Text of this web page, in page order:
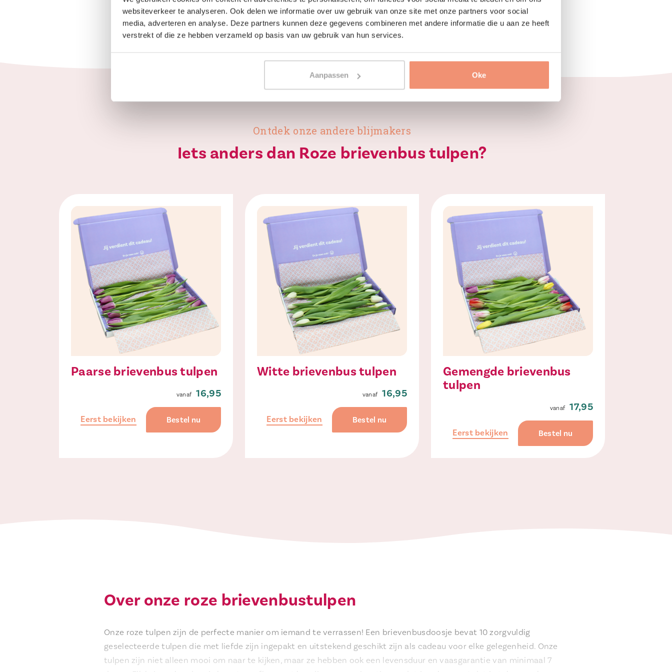
websiteverkeer te analyseren. Ook delen we informatie over uw gebruik van onze site met onze partners voor social
media, adverteren en analyse. Deze partners kunnen deze gegevens combineren met andere informatie die u aan ze heeft
verstrekt of die ze hebben verzameld op basis van uw gebruik van hun services.
Aanpassen Oke
Ontdek onze andere blijmakers
Iets anders dan Roze brievenbus tulpen?
Paarse brievenbus tulpen
16,95
Eerst bekijken Bestel nu
Witte brievenbus tulpen
16,95
Eerst bekijken Bestel nu
Gemengde brievenbus
tulpen
17,95
Eerst bekijken Bestel nu
Over onze roze brievenbustulpen
Onze roze tulpen zijn de perfecte manier om iemand te verrassen! Een brievenbusdoosje bevat 10 zorgvuldig
geselecteerde tulpen die met liefde zijn ingepakt en uitstekend geschikt zijn als cadeau voor elke gelegenheid. Onze
tulpen zijn niet alleen mooi om naar te kijken, maar ze hebben ook een levensduur en vaasgarantie van minimaal 7